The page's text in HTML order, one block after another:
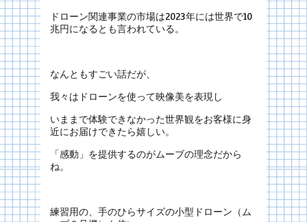
ドローン関連事業の市場は2023年には世界で10
兆円になるとも言われている。
なんともすごい話だが、
我々はドローンを使って映像美を表現し
いままで体験できなかった世界観をお客様に身
近にお届けできたら嬉しい。
「感動」を提供するのがムーブの理念だから
ね。
練習用の、手のひらサイズの小型ドローン（ム